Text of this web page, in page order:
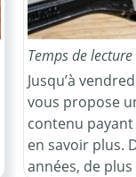
Temps de
Jusqu’à
vous propose
contenu
en savoir plus.
années, de